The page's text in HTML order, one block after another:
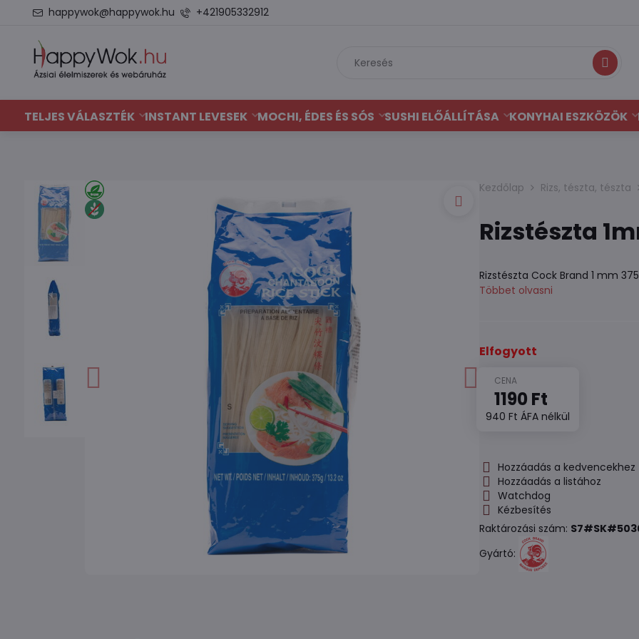
happywok@happywok.hu +421905332912
Keresés
TELJES VÁLASZTÉK INSTANT LEVESEK MOCHI, ÉDES ÉS SÓS SUSHI ELŐÁLLÍTÁSA KONYHAI ESZKÖZÖK
Kezdőlap Rizs, tészta, tészta
Rizstészta
Rizstészta Cock Brand 1 mm
Többet olvasni
Elfogyott
1190 Ft
940 Ft ÁFA nélkül
Hozzáadás a kedvencekhez
Hozzáadás a listához
Watchdog
Kézbesítés
Raktározási szám:
Gyártó: